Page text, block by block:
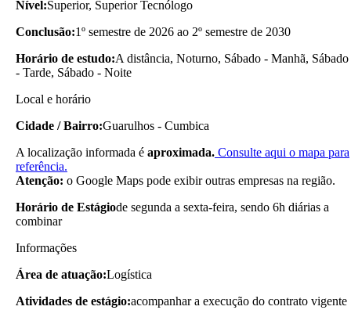
Nível:Superior, Superior Tecnólogo
Conclusão:1º semestre de 2026 ao 2º semestre de 2030
Horário de estudo:A distância, Noturno, Sábado - Manhã, Sábado
- Tarde, Sábado - Noite
Local e horário
Cidade / Bairro:Guarulhos - Cumbica
A localização informada é aproximada. Consulte aqui o mapa para
referência.
Atenção: o Google Maps pode exibir outras empresas na região.
Horário de Estágiode segunda a sexta-feira, sendo 6h diárias a
combinar
Informações
Área de atuação:Logística
Atividades de estágio:acompanhar a execução do contrato vigente